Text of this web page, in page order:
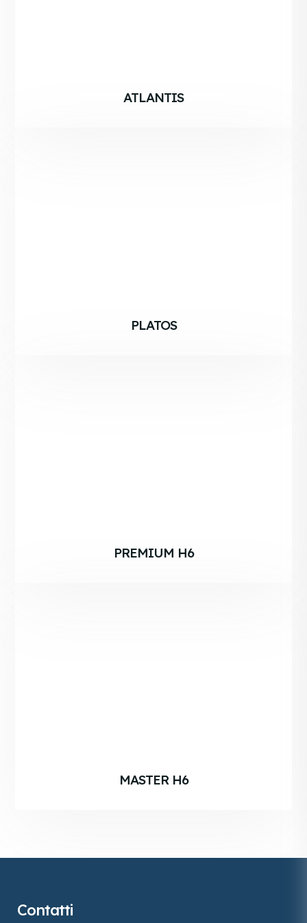
ATLANTIS
PLATOS
PREMIUM H6
MASTER H6
Contatti